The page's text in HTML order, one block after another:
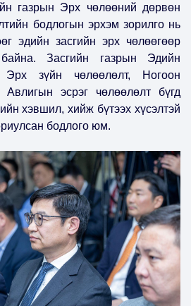
газрын Эрх чөлөөний дөрвөн
бодлогын эрхэм зорилго нь
эдийн засгийн эрх чөлөөгөөр
Засгийн газрын Эдийн
Эрх зүйн чөлөөлөлт, Ногоон
Авлигын эсрэг чөлөөлөлт бүгд
хэвшил, хийж бүтээх хүсэлтэй
бодлого юм.